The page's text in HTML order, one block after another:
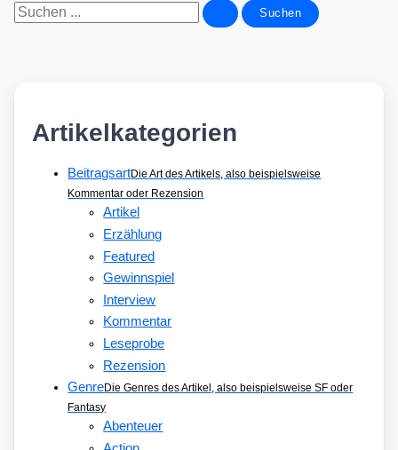
Suchen
Artikelkategorien
BeitragsartDie Art des Artikels, also beispielsweise
Kommentar oder Rezension
Artikel
Erzählung
Featured
Gewinnspiel
Interview
Kommentar
Leseprobe
Rezension
GenreDie Genres des Artikel, also beispielsweise SF oder
Fantasy
Abenteuer